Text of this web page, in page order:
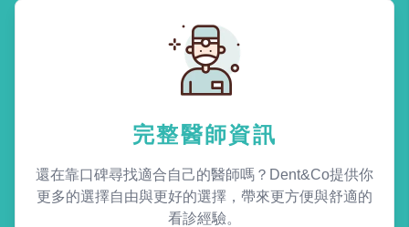
完整醫師資訊
還在靠口碑尋找適合自己的醫師嗎？Dent&Co提供你
更多的選擇自由與更好的選擇，帶來更方便與舒適的
看診經驗。